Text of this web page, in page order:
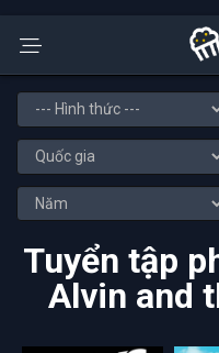
Tuyển tập
Alvin and